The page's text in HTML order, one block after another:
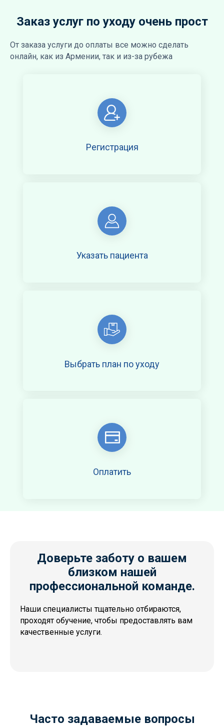
Заказ услуг по уходу очень прост
От заказа услуги до оплаты все можно сделать
онлайн, как из Армении, так и из-за рубежа
Регистрация
Указать пациента
Выбрать план по уходу
Оплатить
Доверьте заботу о вашем
близком нашей
профессиональной команде.
Наши специалисты тщательно отбираются,
проходят обучение, чтобы предоставлять вам
качественные услуги.
Часто задаваемые вопросы